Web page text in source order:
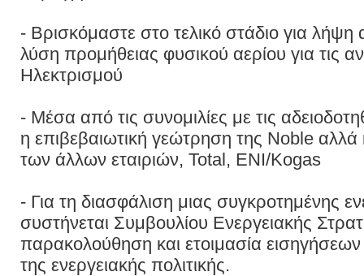
- Βρισκόμαστε στο τελικό στάδιο για
λύση προμήθειας φυσικού αερίου για τις
Ηλεκτρισμού
- Μέσα από τις συνομιλίες με τις
η επιβεβαιωτική γεώτρηση της Noble
των άλλων εταιριών, Total, ENI/Κogas
- Για τη διασφάλιση μιας συγκροτημένης
συστήνεται Συμβουλίου Ενεργειακής
παρακολούθηση και ετοιμασία εισηγήσεων
της ενεργειακής πολιτικής.